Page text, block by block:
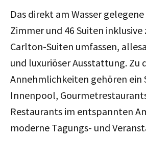
Das direkt am Wasser
Zimmer und 46 Suiten inklusive
Carlton-Suiten umfassen,
und luxuriöser Ausstattung. Zu
Annehmlichkeiten gehören ein
Innenpool,
Restaurants im entspannten
moderne Tagungs- und